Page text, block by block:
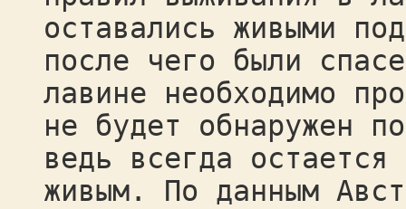
оставались живыми
после чего были
лавине необходимо
не будет обнаружен
ведь всегда
живым. По данным